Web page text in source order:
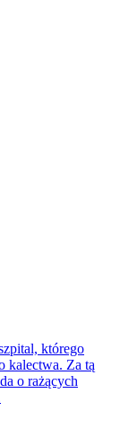
którego
kalectwa. Za tą
o rażących